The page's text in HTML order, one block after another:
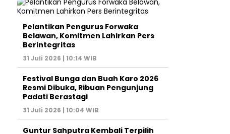
Pelantikan Pengurus Forwaka
Belawan, Komitmen Lahirkan Pers
Berintegritas
31 Juli 2026 | 10:14 WIB
Festival Bunga dan Buah Karo 2026
Resmi Dibuka, Ribuan Pengunjung
Padati Berastagi
31 Juli 2026 | 10:04 WIB
Guntur Sahputra Kembali Terpilih